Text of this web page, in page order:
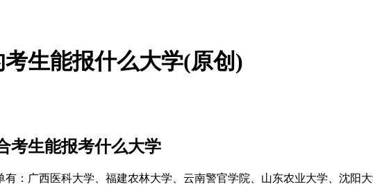
生能报什么大学(原创)
考生能报考什么大学
：广西医科大学、福建农林大学、云南警官学院、山东农业大学、沈阳